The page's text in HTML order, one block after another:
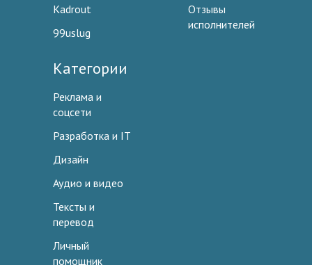
Kadrout
99uslug
Отзывы
исполнителей
Категории
Реклама и
соцсети
Разработка и IT
Дизайн
Аудио и видео
Тексты и
перевод
Личный
помощник